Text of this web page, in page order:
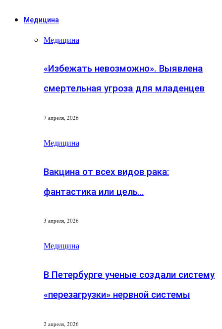
Медицина
Медицина
«Избежать невозможно». Выявлена
смертельная угроза для младенцев
7 апреля, 2026
Медицина
Вакцина от всех видов рака:
фантастика или цель…
3 апреля, 2026
Медицина
В Петербурге ученые создали систему
«перезагрузки» нервной системы
2 апреля, 2026